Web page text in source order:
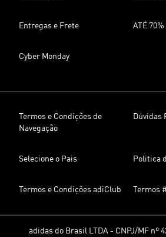
Entregas e Frete ATÉ 70%
Cyber Monday
Termos e Condições de
Navegação
Dúvidas
Selecione o Pais Politica
Termos e Condições adiClub Termos
adidas do Brasil LTDA - CNPJ/MF nº